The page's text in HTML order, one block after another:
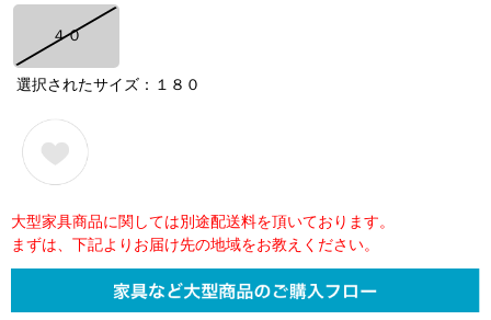
４０
選択されたサイズ：１８０
大型家具商品に関しては別途配送料を頂いております。
まずは、下記よりお届け先の地域をお教えください。